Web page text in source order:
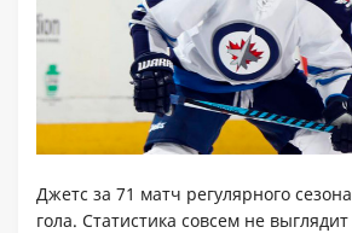
Джетс за 71 матч регулярного
гола. Статистика совсем не